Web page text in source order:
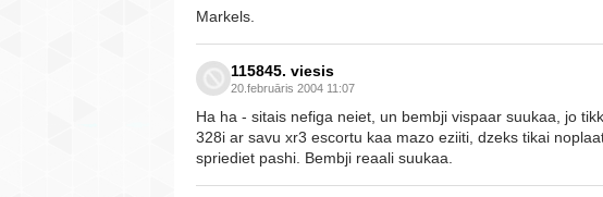
Markels.
115845. viesis
20.februāris 2004 11:07
Ha ha - sitais nefiga neiet, un bembji vispaar suukaa, jo
328i ar savu xr3 escortu kaa mazo eziiti, dzeks tikai
spriediet pashi. Bembji reaali suukaa.